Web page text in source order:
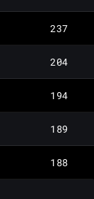
237
204
194
189
188